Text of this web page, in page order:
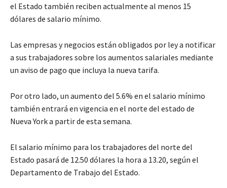
el Estado también reciben actualmente al menos 15
dólares de salario mínimo.
Las empresas y negocios están obligados por ley a notificar
a sus trabajadores sobre los aumentos salariales mediante
un aviso de pago que incluya la nueva tarifa.
Por otro lado, un aumento del 5.6% en el salario mínimo
también entrará en vigencia en el norte del estado de
Nueva York a partir de esta semana.
El salario mínimo para los trabajadores del norte del
Estado pasará de 12.50 dólares la hora a 13.20, según el
Departamento de Trabajo del Estado.